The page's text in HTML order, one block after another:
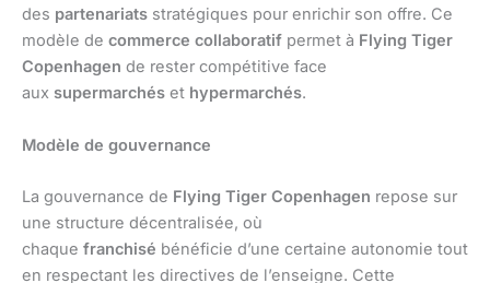
des partenariats stratégiques pour enrichir son offre. Ce
modèle de commerce collaboratif permet à Flying Tiger
Copenhagen de rester compétitive face
aux supermarchés et hypermarchés.
Modèle de gouvernance
La gouvernance de Flying Tiger Copenhagen repose sur
une structure décentralisée, où
chaque franchisé bénéficie d’une certaine autonomie tout
en respectant les directives de l’enseigne. Cette